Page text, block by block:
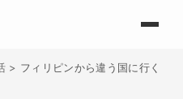
> フィリピンから違う国に行く